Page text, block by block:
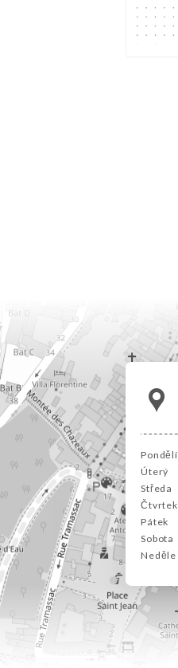
Pondělí
Úterý
Středa
Čtvrtek
Pátek
Sobota
Neděle